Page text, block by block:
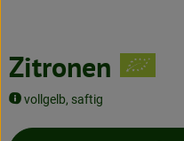
Getränke
BioDrogerie
Zitronen
vollgelb, saftig